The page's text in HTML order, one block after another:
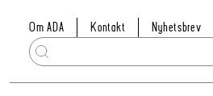
Om ADA Kontakt Nyhetsbrev